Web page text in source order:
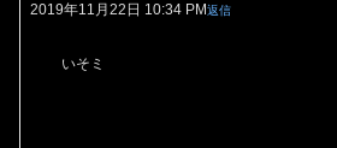
2019年11月22日 10:34 PM返信
いそミ